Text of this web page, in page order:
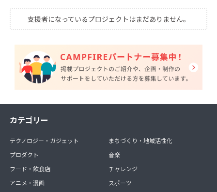
支援者になっているプロジェクトはまだありません。
カテゴリー
テクノロジー・ガジェット
プロダクト
フード・飲食店
アニメ・漫画
まちづくり・地域活性化
音楽
チャレンジ
スポーツ